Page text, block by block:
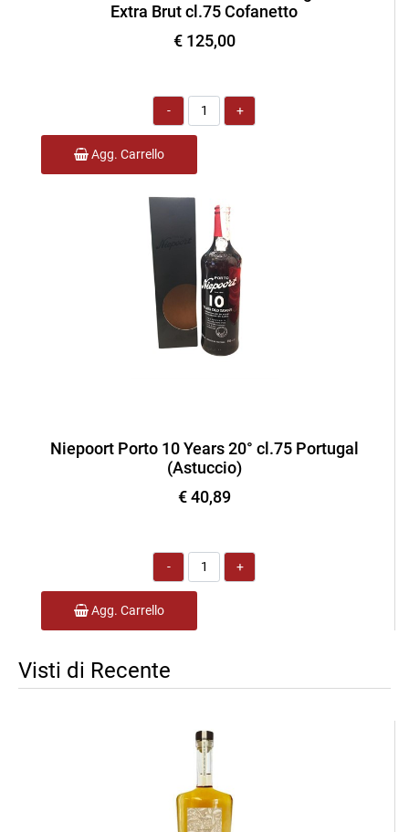
Extra Brut cl.75 Cofanetto
€ 125,00
Quantità
Agg. Carrello
Niepoort Porto 10 Years 20° cl.75 Portugal
(Astuccio)
€ 40,89
Quantità
Agg. Carrello
Visti di Recente